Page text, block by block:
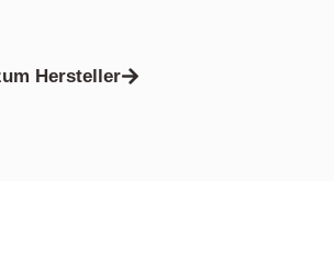
Hersteller